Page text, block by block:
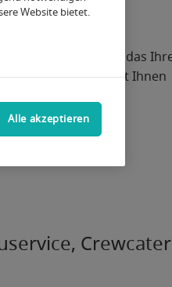
Wohl und das
und bietet Ihnen
Website bietet.
Alle akzeptieren